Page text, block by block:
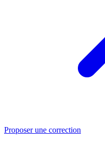
Proposer une correction